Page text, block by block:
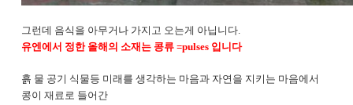
그런데 음식을 아무거나 가지고 오는게 아닙니다.
유엔에서 정한 올해의 소재는 콩류 =pulses 입니다
흙 물 공기 식물등 미래를 생각하는 마음과 자연을 지키는 마음에서
콩이 재료로 들어간